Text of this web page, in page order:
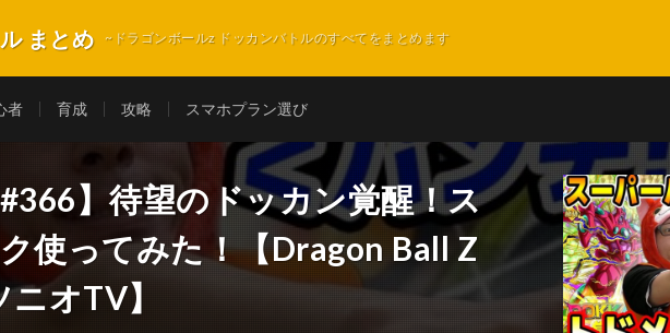
まとめ ~ドラゴンボールz ドッカンバトルのすべてをまとめます
者 育成 攻略 スマホプラン選び
】待望のドッカン覚醒！ス
使ってみた！【Dragon Ball Z
オTV】